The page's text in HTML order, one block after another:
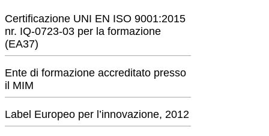
Certificazione UNI EN ISO 9001:2015
nr. IQ-0723-03 per la formazione
(EA37)
Ente di formazione accreditato presso
il MIM
Label Europeo per l’innovazione, 2012